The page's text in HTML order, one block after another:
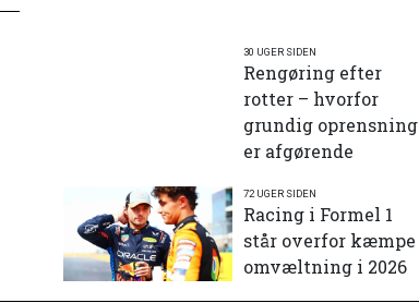
30 UGER SIDEN
Rengøring efter
rotter – hvorfor
grundig oprensning
er afgørende
72 UGER SIDEN
Racing i Formel 1
står overfor kæmpe
omvæltning i 2026